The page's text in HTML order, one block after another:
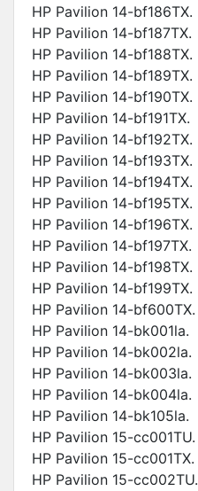
HP Pavilion 14-bf186TX.
HP Pavilion 14-bf187TX.
HP Pavilion 14-bf188TX.
HP Pavilion 14-bf189TX.
HP Pavilion 14-bf190TX.
HP Pavilion 14-bf191TX.
HP Pavilion 14-bf192TX.
HP Pavilion 14-bf193TX.
HP Pavilion 14-bf194TX.
HP Pavilion 14-bf195TX.
HP Pavilion 14-bf196TX.
HP Pavilion 14-bf197TX.
HP Pavilion 14-bf198TX.
HP Pavilion 14-bf199TX.
HP Pavilion 14-bf600TX.
HP Pavilion 14-bk001la.
HP Pavilion 14-bk002la.
HP Pavilion 14-bk003la.
HP Pavilion 14-bk004la.
HP Pavilion 14-bk105la.
HP Pavilion 15-cc001TU.
HP Pavilion 15-cc001TX.
HP Pavilion 15-cc002TU.